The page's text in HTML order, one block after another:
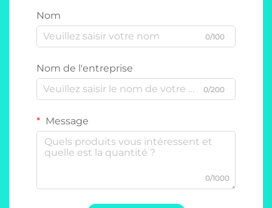
Nom
0/100
Nom de l'entreprise
0/200
Message
0/1000